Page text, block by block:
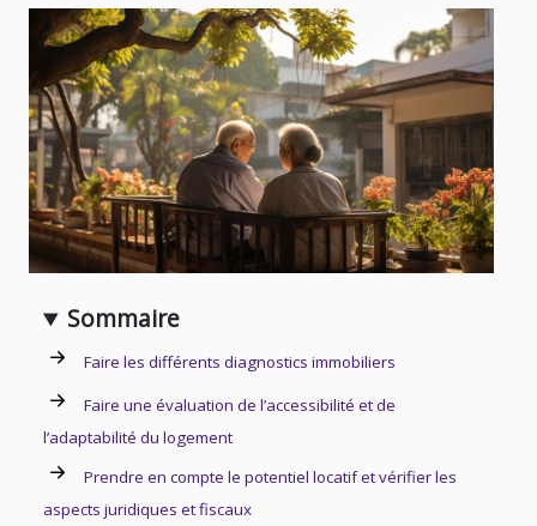
Sommaire
Faire les différents diagnostics immobiliers
Faire une évaluation de l’accessibilité et de
l’adaptabilité du logement
Prendre en compte le potentiel locatif et vérifier les
aspects juridiques et fiscaux